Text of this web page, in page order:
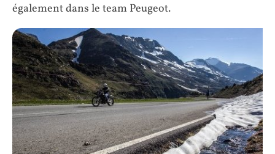
également dans le team Peugeot.